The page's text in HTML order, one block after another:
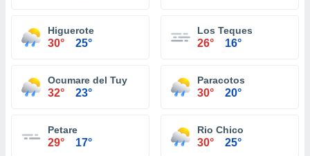
Higuerote
30° 25°
Los Teques
26° 16°
Ocumare del Tuy
32° 23°
Paracotos
30° 20°
Petare
29° 17°
Rio Chico
30° 25°